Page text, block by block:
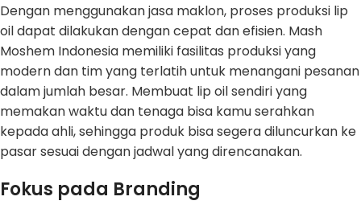
Dengan menggunakan jasa maklon, proses produksi lip
oil dapat dilakukan dengan cepat dan efisien. Mash
Moshem Indonesia memiliki fasilitas produksi yang
modern dan tim yang terlatih untuk menangani pesanan
dalam jumlah besar. Membuat lip oil sendiri yang
memakan waktu dan tenaga bisa kamu serahkan
kepada ahli, sehingga produk bisa segera diluncurkan ke
pasar sesuai dengan jadwal yang direncanakan.
Fokus pada Branding